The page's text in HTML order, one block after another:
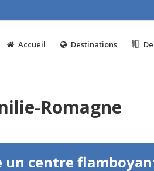
Accueil Destinations
Romagne
un centre